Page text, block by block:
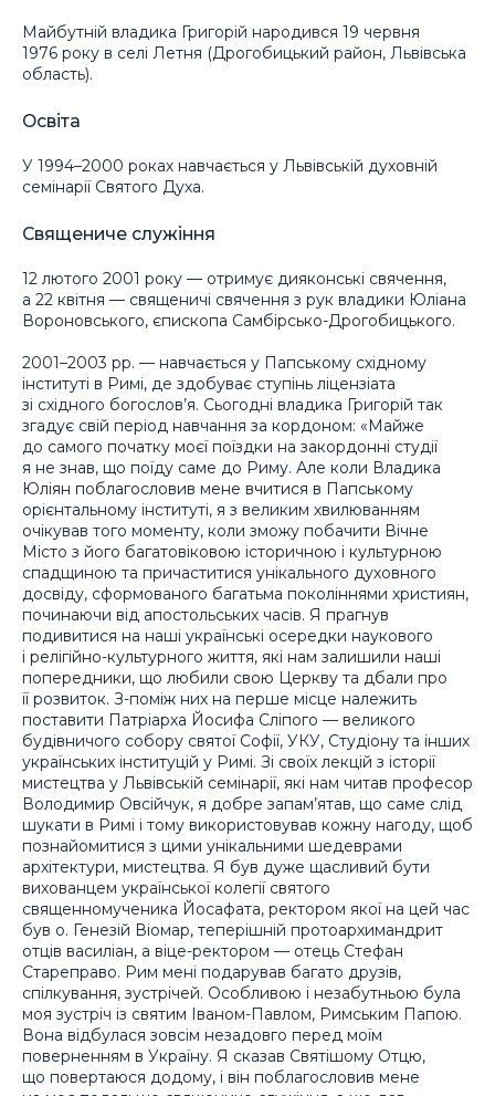
Майбутній владика Григорій народився 19 червня
1976 року в селі Летня (Дрогобицький район, Львівська
область).
Освіта
У 1994–2000 роках навчається у Львівській духовній
семінарії Святого Духа.
Священиче служіння
12 лютого 2001 року — отримує дияконські свячення,
а 22 квітня — священичі свячення з рук владики Юліана
Вороновського, єпископа Самбірсько-Дрогобицького.
2001–2003 рр. — навчається у Папському східному
інституті в Римі, де здобуває ступінь ліцензіата
зі східного богослов’я. Сьогодні владика Григорій так
згадує свій період навчання за кордоном: «Майже
до самого початку моєї поїздки на закордонні студії
я не знав, що поїду саме до Риму. Але коли Владика
Юліян поблагословив мене вчитися в Папському
орієнтальному інституті, я з великим хвилюванням
очікував того моменту, коли зможу побачити Вічне
Місто з його багатовіковою історичною і культурною
спадщиною та причаститися унікального духовного
досвіду, сформованого багатьма поколіннями християн,
починаючи від апостольських часів. Я прагнув
подивитися на наші українські осередки наукового
і релігійно-культурного життя, які нам залишили наші
попередники, що любили свою Церкву та дбали про
її розвиток. З-поміж них на перше місце належить
поставити Патріарха Йосифа Сліпого — великого
будівничого собору святої Софії, УКУ, Студіону та інших
українських інституцій у Римі. Зі своїх лекцій з історії
мистецтва у Львівській семінарії, які нам читав професор
Володимир Овсійчук, я добре запам’ятав, що саме слід
шукати в Римі і тому використовував кожну нагоду, щоб
познайомитися з цими унікальними шедеврами
архітектури, мистецтва. Я був дуже щасливий бути
вихованцем української колегії святого
священномученика Йосафата, ректором якої на цей час
був о. Генезій Віомар, теперішній протоархимандрит
отців василіан, а віце-ректором — отець Стефан
Стареправо. Рим мені подарував багато друзів,
спілкування, зустрічей. Особливою і незабутньою була
моя зустріч із святим Іваном-Павлом, Римським Папою.
Вона відбулася зовсім незадовго перед моїм
поверненням в Україну. Я сказав Святішому Отцю,
що повертаюся додому, і він поблагословив мене